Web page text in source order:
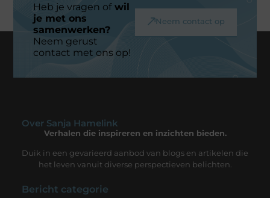
Heb je vragen ofwil
je met ons
samenwerken?
Neem gerust
contact met ons op!
Neem contact op
Over Sanja Hamelink
Verhalen die inspireren en inzichten bieden.
Duik in een gevarieerd aanbod van blogs en artikelen die
het leven vanuit diverse perspectieven belichten.
Bericht categorie